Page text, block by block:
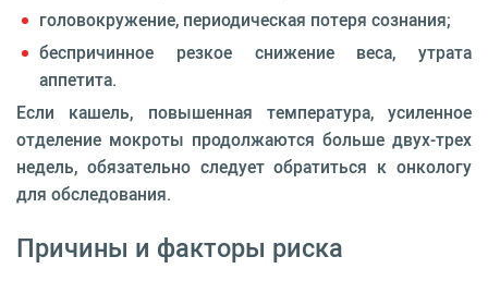
головокружение, периодическая потеря сознания;
беспричинное резкое снижение веса, утрата
аппетита.
Если кашель, повышенная температура, усиленное
отделение мокроты продолжаются больше двух-трех
недель, обязательно следует обратиться к онкологу
для обследования.
Причины и факторы риска